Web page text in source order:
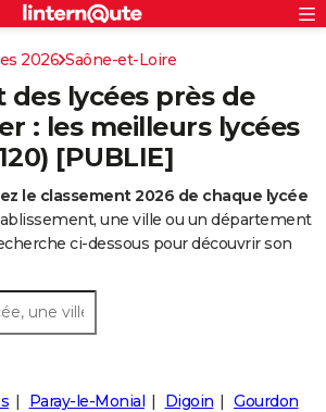
S'inscrire
Connexion
2026 Saône-et-Loire
des lycées près de
: les meilleurs lycées
[PUBLIE]
le classement 2026 de chaque lycée
une ville ou un département
ci-dessous pour découvrir son
Paray-le-Monial Digoin
Gourdon